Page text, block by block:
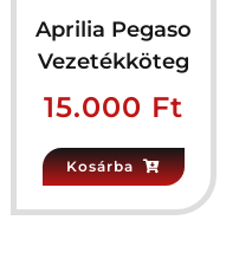
Aprilia Pegaso
Vezetékköteg
15.000 Ft
Kosárba